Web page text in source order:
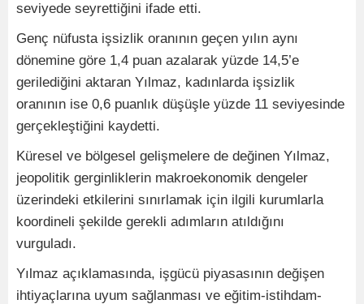
seviyede seyrettiğini ifade etti.
Genç nüfusta işsizlik oranının geçen yılın aynı
dönemine göre 1,4 puan azalarak yüzde 14,5’e
gerilediğini aktaran Yılmaz, kadınlarda işsizlik
oranının ise 0,6 puanlık düşüşle yüzde 11 seviyesinde
gerçekleştiğini kaydetti.
Küresel ve bölgesel gelişmelere de değinen Yılmaz,
jeopolitik gerginliklerin makroekonomik dengeler
üzerindeki etkilerini sınırlamak için ilgili kurumlarla
koordineli şekilde gerekli adımların atıldığını
vurguladı.
Yılmaz açıklamasında, işgücü piyasasının değişen
ihtiyaçlarına uyum sağlanması ve eğitim-istihdam-